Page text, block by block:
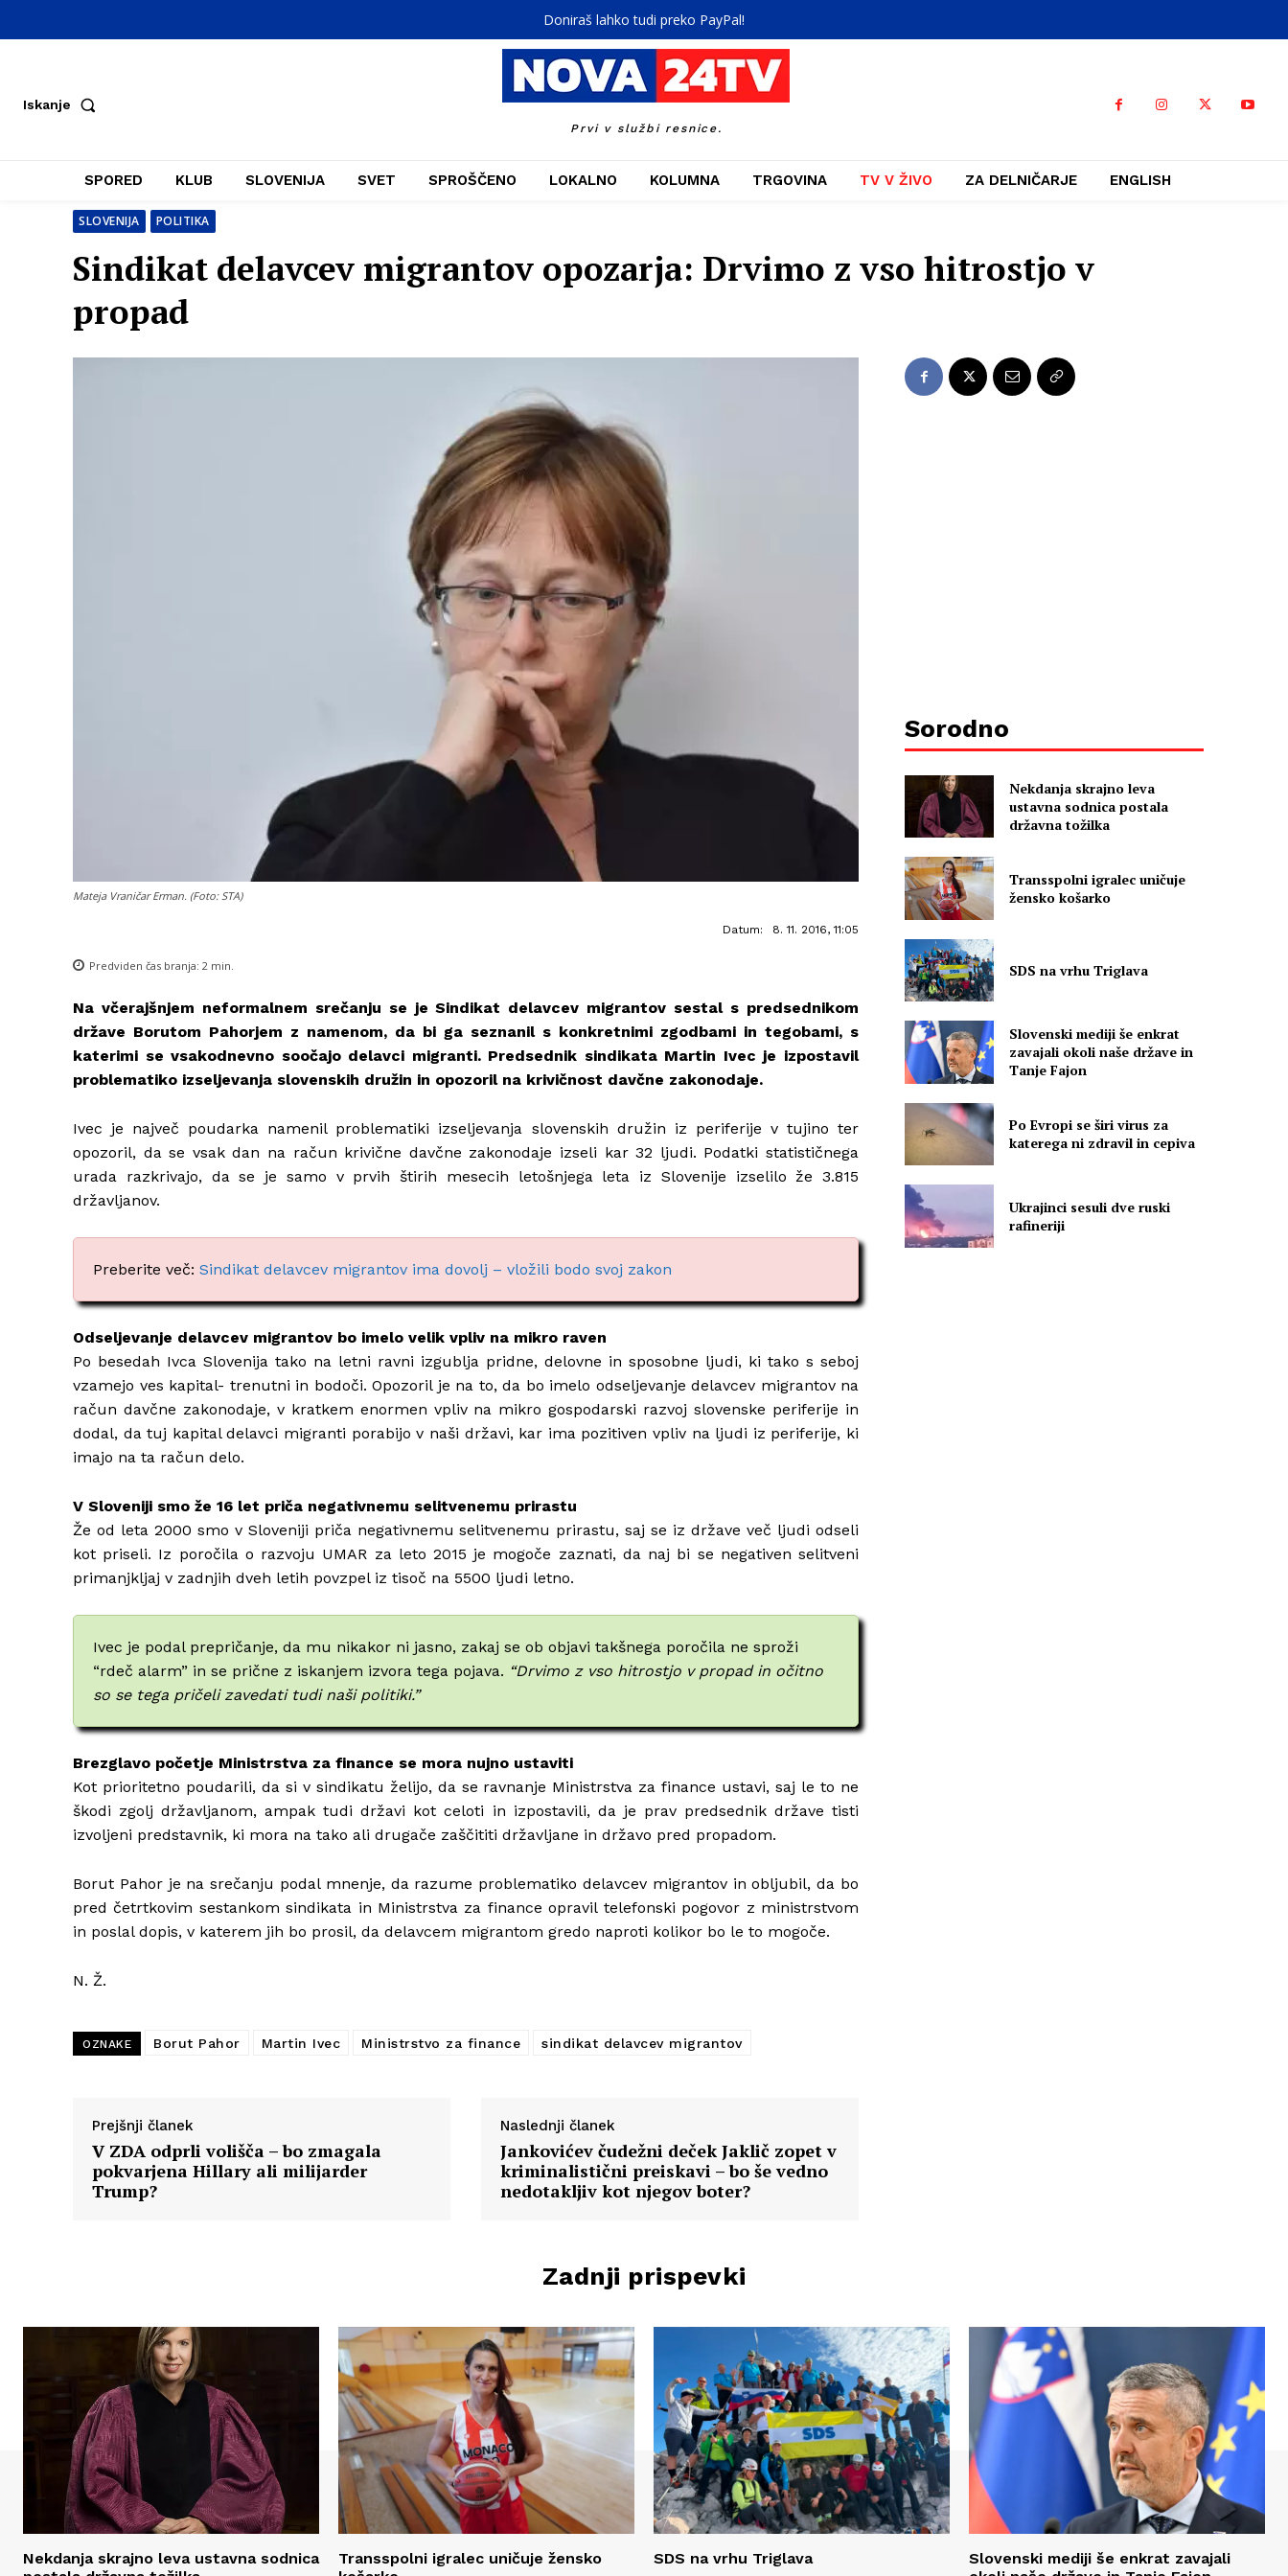
Doniraš lahko tudi preko PayPal!
Iskanje
Prvi v službi resnice.
SPORED KLUB SLOVENIJA SVET SPROŠČENO LOKALNO KOLUMNA TRGOVINA TV V ŽIVO ZA DELNIČARJE ENGLISH
SLOVENIJA POLITIKA
Sindikat delavcev migrantov opozarja: Drvimo z vso hitrostjo v
propad
Mateja Vraničar Erman. (Foto: STA)
Datum: 8. 11. 2016, 11:05
Predviden čas branja: 2 min.
Na včerajšnjem neformalnem srečanju se je Sindikat delavcev migrantov sestal s predsednikom
države Borutom Pahorjem z namenom, da bi ga seznanil s konkretnimi zgodbami in tegobami, s
katerimi se vsakodnevno soočajo delavci migranti. Predsednik sindikata Martin Ivec je izpostavil
problematiko izseljevanja slovenskih družin in opozoril na krivičnost davčne zakonodaje.
Ivec je največ poudarka namenil problematiki izseljevanja slovenskih družin iz periferije v tujino ter
opozoril, da se vsak dan na račun krivične davčne zakonodaje izseli kar 32 ljudi. Podatki statističnega
urada razkrivajo, da se je samo v prvih štirih mesecih letošnjega leta iz Slovenije izselilo že 3.815
državljanov.
Preberite več: Sindikat delavcev migrantov ima dovolj – vložili bodo svoj zakon
Odseljevanje delavcev migrantov bo imelo velik vpliv na mikro raven
Po besedah Ivca Slovenija tako na letni ravni izgublja pridne, delovne in sposobne ljudi, ki tako s seboj
vzamejo ves kapital- trenutni in bodoči. Opozoril je na to, da bo imelo odseljevanje delavcev migrantov na
račun davčne zakonodaje, v kratkem enormen vpliv na mikro gospodarski razvoj slovenske periferije in
dodal, da tuj kapital delavci migranti porabijo v naši državi, kar ima pozitiven vpliv na ljudi iz periferije, ki
imajo na ta račun delo.
V Sloveniji smo že 16 let priča negativnemu selitvenemu prirastu
Že od leta 2000 smo v Sloveniji priča negativnemu selitvenemu prirastu, saj se iz države več ljudi odseli
kot priseli. Iz poročila o razvoju UMAR za leto 2015 je mogoče zaznati, da naj bi se negativen selitveni
primanjkljaj v zadnjih dveh letih povzpel iz tisoč na 5500 ljudi letno.
Ivec je podal prepričanje, da mu nikakor ni jasno, zakaj se ob objavi takšnega poročila ne sproži
“rdeč alarm” in se prične z iskanjem izvora tega pojava. “Drvimo z vso hitrostjo v propad in očitno
so se tega pričeli zavedati tudi naši politiki.”
Brezglavo početje Ministrstva za finance se mora nujno ustaviti
Kot prioritetno poudarili, da si v sindikatu želijo, da se ravnanje Ministrstva za finance ustavi, saj le to ne
škodi zgolj državljanom, ampak tudi državi kot celoti in izpostavili, da je prav predsednik države tisti
izvoljeni predstavnik, ki mora na tako ali drugače zaščititi državljane in državo pred propadom.
Borut Pahor je na srečanju podal mnenje, da razume problematiko delavcev migrantov in obljubil, da bo
pred četrtkovim sestankom sindikata in Ministrstva za finance opravil telefonski pogovor z ministrstvom
in poslal dopis, v katerem jih bo prosil, da delavcem migrantom gredo naproti kolikor bo le to mogoče.
N. Ž.
OZNAKE Borut Pahor Martin Ivec Ministrstvo za finance sindikat delavcev migrantov
Prejšnji članek
V ZDA odprli volišča – bo zmagala
pokvarjena Hillary ali milijarder
Trump?
Naslednji članek
Jankovićev čudežni deček Jaklič zopet v
kriminalistični preiskavi – bo še vedno
nedotakljiv kot njegov boter?
Sorodno
Nekdanja skrajno leva
ustavna sodnica postala
državna tožilka
Transspolni igralec uničuje
žensko košarko
SDS na vrhu Triglava
Slovenski mediji še enkrat
zavajali okoli naše države in
Tanje Fajon
Po Evropi se širi virus za
katerega ni zdravil in cepiva
Ukrajinci sesuli dve ruski
rafineriji
Zadnji prispevki
Nekdanja skrajno leva ustavna sodnica
Transspolni igralec uničuje žensko
SDS na vrhu Triglava
Slovenski mediji še enkrat zavajali